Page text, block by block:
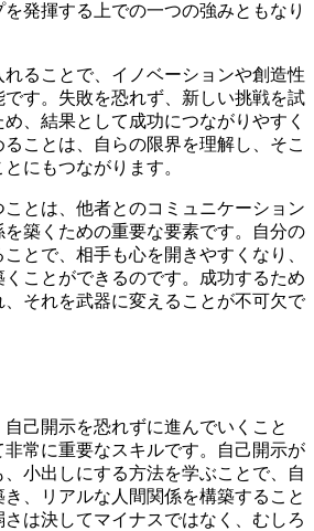
発揮する上での一つの強みともなり
ることで、イノベーションや創造性
す。失敗を恐れず、新しい挑戦を試
、結果として成功につながりやすく
ことは、自らの限界を理解し、そこ
にもつながります。
ことは、他者とのコミュニケーション
築くための重要な要素です。自分の
とで、相手も心を開きやすくなり、
ことができるのです。成功するため
それを武器に変えることが不可欠で
己開示を恐れずに進んでいくこと
常に重要なスキルです。自己開示が
小出しにする方法を学ぶことで、自
、リアルな人間関係を構築すること
は決してマイナスではなく、むしろ